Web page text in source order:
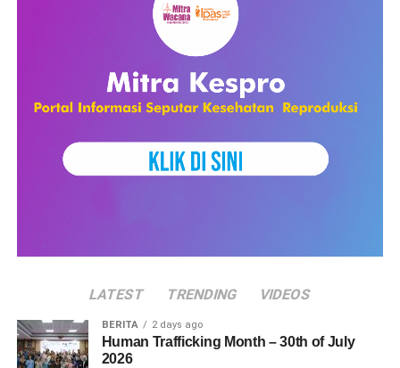
X
LATEST TRENDING VIDEOS
BERITA 2 days ago
Human Trafficking Month – 30th of July
2026